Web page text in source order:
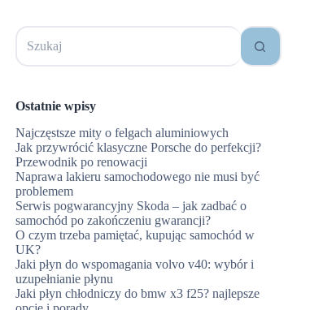
Brak
wyników
Ostatnie wpisy
Najczęstsze mity o felgach aluminiowych
Jak przywrócić klasyczne Porsche do perfekcji?
Przewodnik po renowacji
Naprawa lakieru samochodowego nie musi być
problemem
Serwis pogwarancyjny Skoda – jak zadbać o
samochód po zakończeniu gwarancji?
O czym trzeba pamiętać, kupując samochód w
UK?
Jaki płyn do wspomagania volvo v40: wybór i
uzupełnianie płynu
Jaki płyn chłodniczy do bmw x3 f25? najlepsze